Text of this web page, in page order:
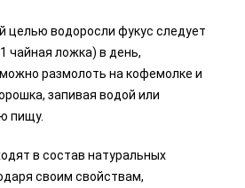
целью водоросли фукус следует
чайная ложка) в день,
размолоть на кофемолке и
запивая водой или
пищу.
в состав натуральных
своим свойствам,